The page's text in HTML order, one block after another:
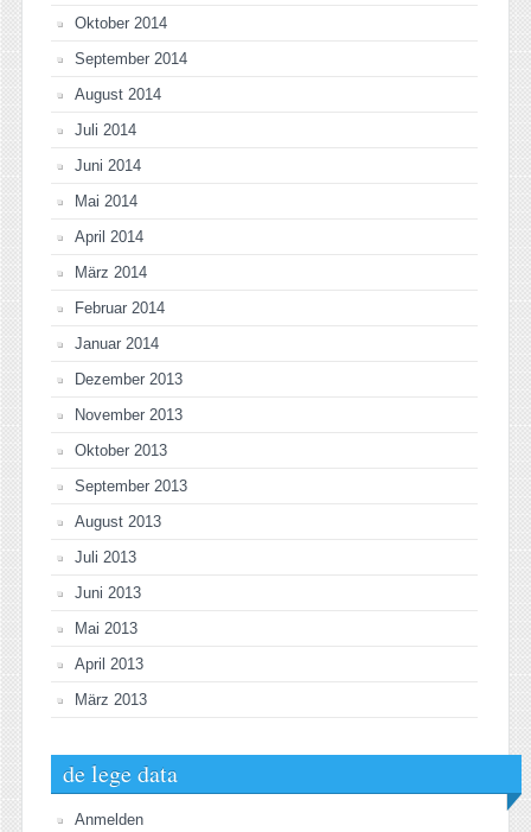
Oktober 2014
September 2014
August 2014
Juli 2014
Juni 2014
Mai 2014
April 2014
März 2014
Februar 2014
Januar 2014
Dezember 2013
November 2013
Oktober 2013
September 2013
August 2013
Juli 2013
Juni 2013
Mai 2013
April 2013
März 2013
de lege data
Anmelden